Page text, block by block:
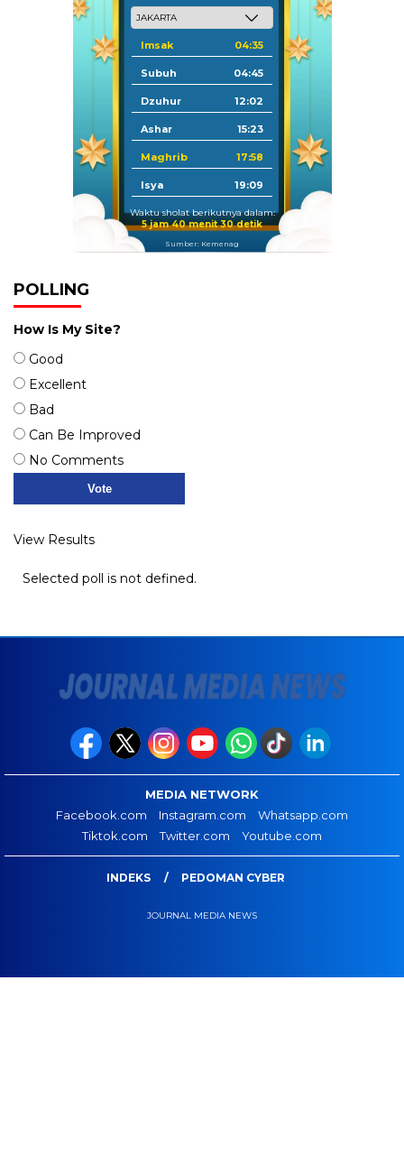
Imsak 04:35
Subuh 04:45
Dzuhur 12:02
Ashar 15:23
Maghrib 17:58
Isya 19:09
Waktu sholat berikutnya dalam:
5 jam 40 menit 29 detik
Sumber: Kemenag
POLLING
How Is My Site?
Good
Excellent
Bad
Can Be Improved
No Comments
View Results
Selected poll is not defined.
MEDIA NETWORK
Facebook.com
Instagram.com
Whatsapp.com
Tiktok.com
Twitter.com Youtube.com
INDEKS PEDOMAN CYBER
JOURNAL MEDIA NEWS